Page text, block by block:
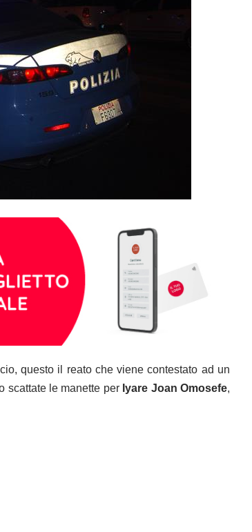
questo il reato che viene contestato ad un
scattate le manette perIyare Joan Omosefe,